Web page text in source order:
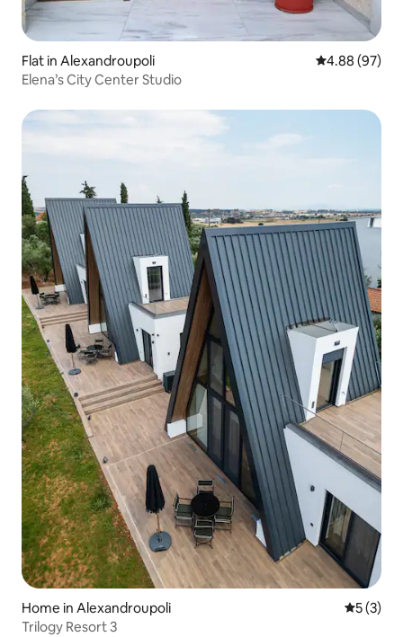
Flat in Alexandroupoli 4.88 out of 5
4.88 (97)
Elena’s City Center Studio
Home in Alexandroupoli 5 out of
5 (3)
Trilogy Resort 3